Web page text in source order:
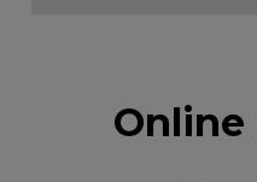
Online